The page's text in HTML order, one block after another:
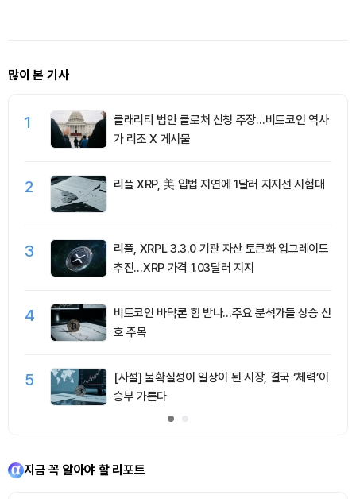
많이 본 기사
1
클래리티 법안 클로처 신청 주장…비트코인 역사
가 리조 X 게시물
2 리플 XRP, 美 입법 지연에 1달러 지지선 시험대
3
리플, XRPL 3.3.0 기관 자산 토큰화 업그레이드
추진…XRP 가격 1.03달러 지지
4
비트코인 바닥론 힘 받나…주요 분석가들 상승 신
호 주목
5
[사설] 불확실성이 일상이 된 시장, 결국 ‘체력’이
승부 가른다
지금 꼭 알아야 할 리포트